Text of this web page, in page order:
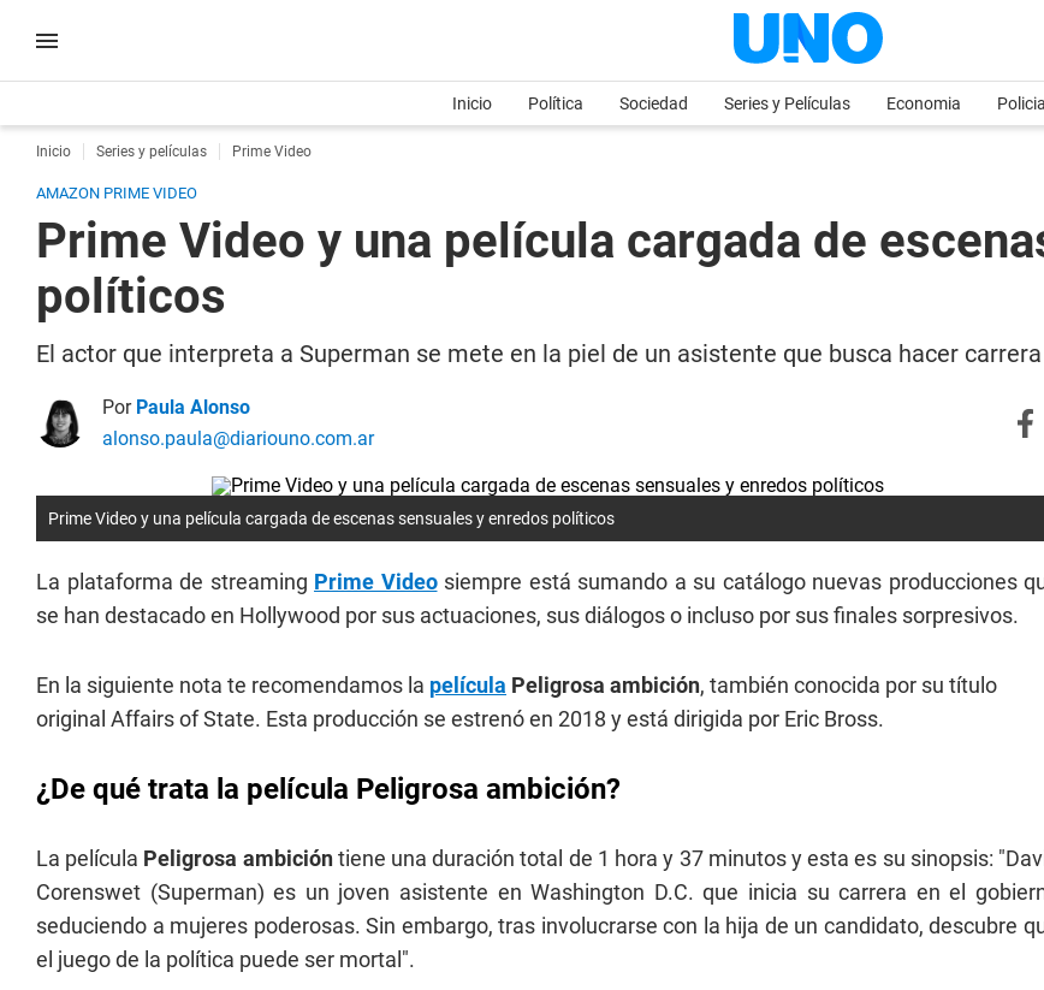
Inicio Política Sociedad Series y Películas Economia
Inicio Series y películas Prime Video
AMAZON PRIME VIDEO
Prime Video y una película cargada de
políticos
El actor que interpreta a Superman se mete en la piel de un asistente que busca hacer
Por Paula Alonso
alonso.paula@diariouno.com.ar
Prime Video y una película cargada de escenas sensuales y enredos políticos
La plataforma de streaming Prime Videosiempre está sumando a su catálogo nuevas producciones
se han destacado en Hollywood por sus actuaciones, sus diálogos o incluso por sus finales sorpresivos.
En la siguiente nota te recomendamos la película Peligrosa ambición, también conocida por su título
original Affairs of State. Esta producción se estrenó en 2018 y está dirigida por Eric Bross.
¿De qué trata la película Peligrosa ambición?
La película Peligrosa ambicióntiene una duración total de 1 hora y 37 minutos y esta es su sinopsis:
Corenswet (Superman) es un joven asistente en Washington D.C. que inicia su carrera en el
seduciendo a mujeres poderosas. Sin embargo, tras involucrarse con la hija de un candidato, descubre
el juego de la política puede ser mortal".